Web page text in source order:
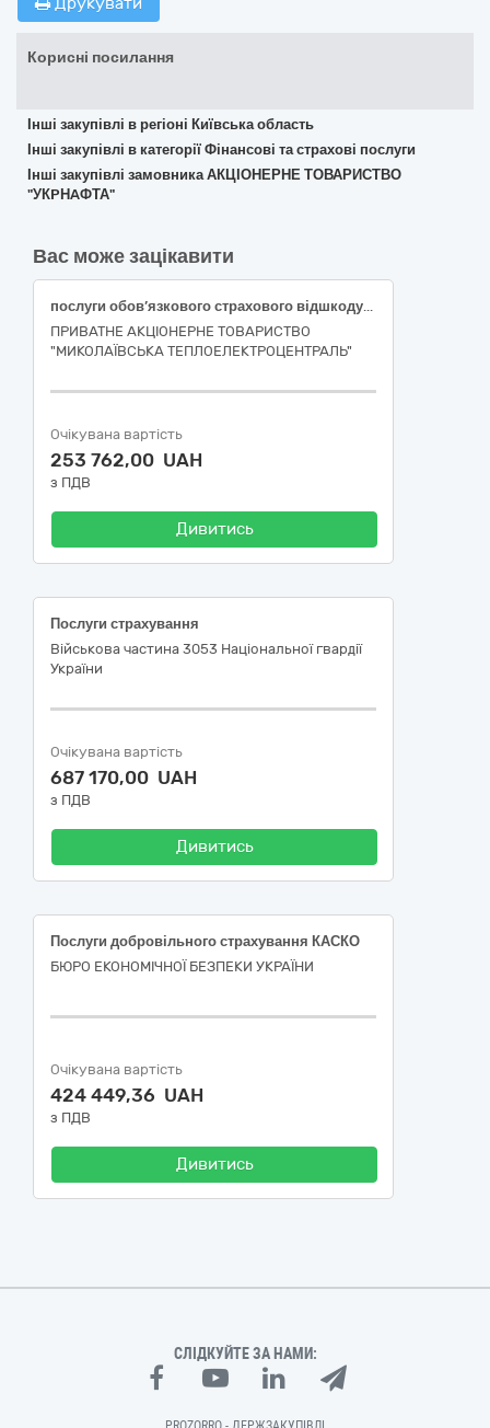
Корисні посилання
Інші закупівлі в регіоні Київська область
Інші закупівлі в категорії Фінансові та страхові послуги
Інші закупівлі замовника АКЦІОНЕРНЕ ТОВАРИСТВО
"УКPНAФТА"
Вас може зацікавити
послуги обов’язкового страхового відшкодування цивільно-правової відповідальності власників наземних транспортних засобів
ПРИВАТНЕ АКЦІОНЕРНЕ ТОВАРИСТВО
"МИКОЛАЇВСЬКА ТЕПЛОЕЛЕКТРОЦЕНТРАЛЬ"
Очікувана вартість
253 762,00 UAH
з ПДВ
Дивитись
Послуги страхування
Військова частина 3053 Національної гвардії
України
Очікувана вартість
687 170,00 UAH
з ПДВ
Дивитись
Послуги добровільного страхування КАСКО
БЮРО ЕКОНОМІЧНОЇ БЕЗПЕКИ УКРАЇНИ
Очікувана вартість
424 449,36 UAH
з ПДВ
Дивитись
СЛІДКУЙТЕ ЗА НАМИ: